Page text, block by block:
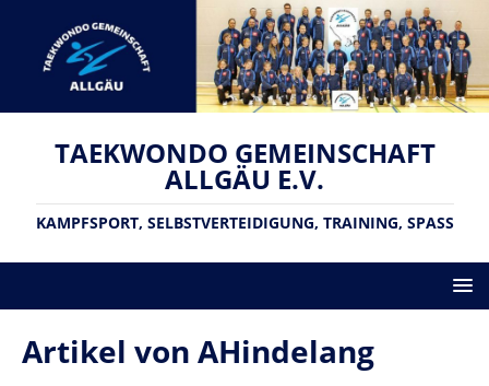
TAEKWONDO GEMEINSCHAFT
ALLGÄU E.V.
KAMPFSPORT, SELBSTVERTEIDIGUNG, TRAINING, SPASS
Artikel von AHindelang